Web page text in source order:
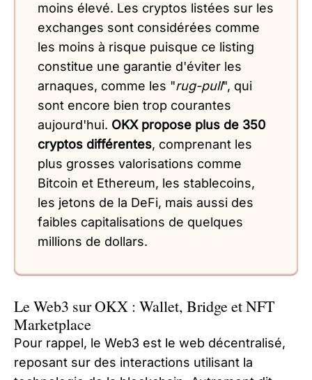
moins élevé. Les cryptos listées sur les
exchanges sont considérées comme
les moins à risque puisque ce listing
constitue une garantie d'éviter les
arnaques, comme les "rug-pull", qui
sont encore bien trop courantes
aujourd'hui. OKX propose plus de 350
cryptos différentes, comprenant les
plus grosses valorisations comme
Bitcoin et Ethereum, les stablecoins,
les jetons de la DeFi, mais aussi des
faibles capitalisations de quelques
millions de dollars.
Le Web3 sur OKX : Wallet, Bridge et NFT
Marketplace
Pour rappel, le Web3 est le web décentralisé,
reposant sur des interactions utilisant la